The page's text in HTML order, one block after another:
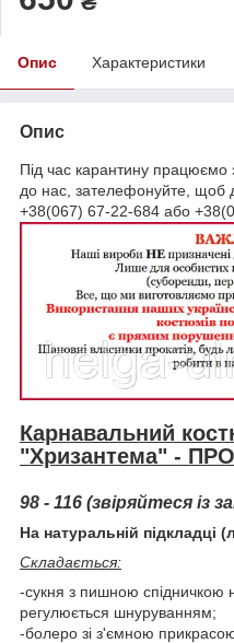
Опис Характеристики
Опис
Під час карантину працюємо
до нас, зателефонуйте, щоб
+38(067) 67-22-684 або
Карнавальний
"Хризантема" -
98 - 116 (звіряйтеся із
На натуральній підкладці
Складається:
-сукня з пишною спідничкою
регулюється шнуруванням;
-болеро зі з'ємною прикрасою